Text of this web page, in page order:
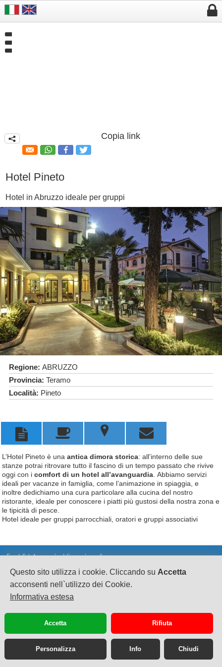
Questo sito utilizza i cookie. Cliccando su Accetta
acconsenti nell`utilizzo dei Cookie.
Informativa estesa
Accetta Rifiuta
Personalizza Info Chiudi


q Copia link
Hotel Pineto
Hotel in Abruzzo ideale per gruppi
Regione: ABRUZZO
Provincia: Teramo
Località: Pineto
  u 
L’Hotel Pineto è una antica dimora storica: all’interno delle sue
stanze potrai ritrovare tutto il fascino di un tempo passato che rivive
oggi con icomfort di un hotel all’avanguardia .Abbiamo servizi
ideali per vacanze in famiglia, come l’animazione in spiaggia, e
inoltre dedichiamo una cura particolare alla cucina del nostro
ristorante, ideale per conoscere i piatti più gustosi della nostra zona e
le tipicità di pesce.
Hotel ideale per gruppi parrocchiali, oratori e gruppi associativi
Fast Srl Agenzia Viaggi on line
CF e PI 02628080695
sede legale: Via A.Sciorilli 1
S.Eusanio del Sangro CH cap 66037
Scia n°63917 Suap SangroAventino Reg. Abruzzo
Pec: fast.turismo@legalmail.it